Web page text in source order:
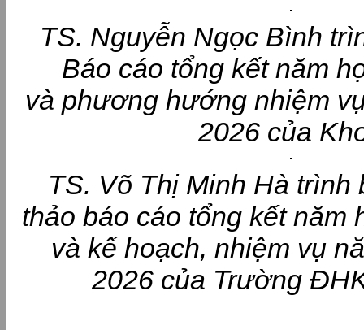
TS. Nguyễn Ngọc Bình
Báo cáo tổng kết năm
và phương hướng nhiệm
2026 của
TS. Võ Thị Minh Hà trình
thảo báo cáo tổng kết năm
và kế hoạch, nhiệm vụ
2026 của Trường